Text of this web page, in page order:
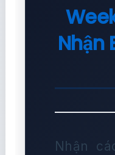
Nhận
Nhận